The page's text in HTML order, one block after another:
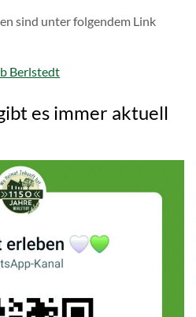
sind unter folgendem Link
Berlstedt
es immer aktuell